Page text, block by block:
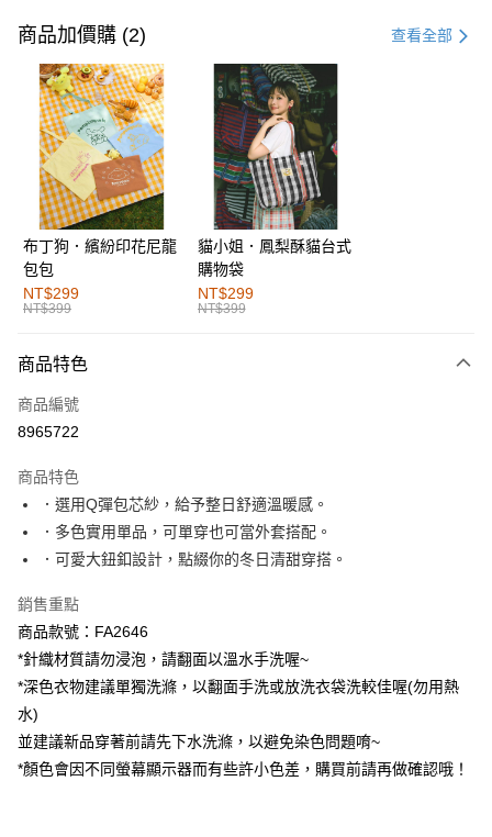
信用卡一次付款
購物金
超商取貨付款
LINE Pay
街口支付
運送方式
全家取貨付款
每筆NT$60，滿NT$1,000(含以上)免運費
付款後全家取貨
萊爾富取貨付款
付款後萊爾富取貨
每筆NT$60，滿NT$1,000(含以上)免運費
7-11取貨付款
每筆NT$60，滿NT$1,000(含以上)免運費
付款後7-11取貨
每筆NT$60，滿NT$1,000(含以上)免運費
宅配
每筆NT$120，滿NT$1,000(含以上)免運費
付款後門市自取
商品加價購 (2) 查看全部
布丁狗．繽紛印花尼龍
包包
NT$299
NT$399
貓小姐．鳳梨酥貓台式
購物袋
NT$299
NT$399
商品特色
商品編號
8965722
商品特色
．選用Q彈包芯紗，給予整日舒適溫暖感。
．多色實用單品，可單穿也可當外套搭配。
．可愛大鈕釦設計，點綴你的冬日清甜穿搭。
銷售重點
商品款號：FA2646
*針織材質請勿浸泡，請翻面以溫水手洗喔~
*深色衣物建議單獨洗滌，以翻面手洗或放洗衣袋洗較佳喔(勿用熱
水)
並建議新品穿著前請先下水洗滌，以避免染色問題唷~
*顏色會因不同螢幕顯示器而有些許小色差，購買前請再做確認哦！